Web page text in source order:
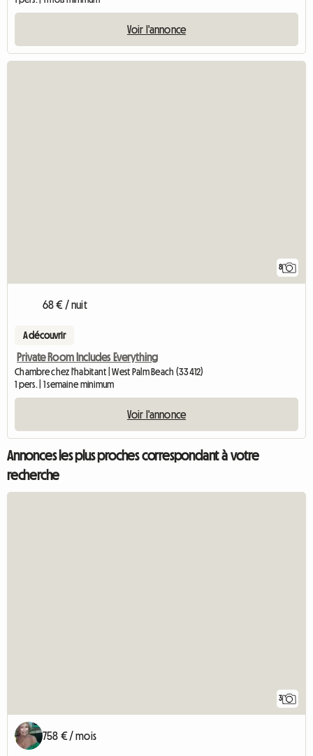
Voir l'annonce
8
68 € / nuit
A découvrir
Private Room Includes Everything
Chambre chez l'habitant | West Palm Beach (33412)
1 pers. | 1 semaine minimum
Voir l'annonce
Annonces les plus proches correspondant à votre
recherche
3
758 € / mois